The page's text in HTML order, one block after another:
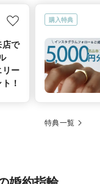
店で
リー
！
購入特典
特典一覧